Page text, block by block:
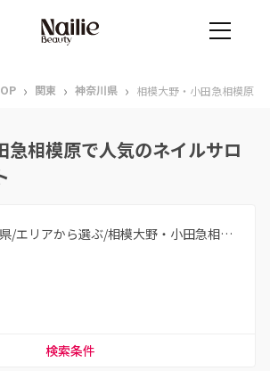
› 関東 › 神奈川県 › 相模大野・小田急相模原
急相模原で人気のネイルサロ
関東/神奈川県/エリアから選ぶ/相模大野・小田急相模原
検索条件